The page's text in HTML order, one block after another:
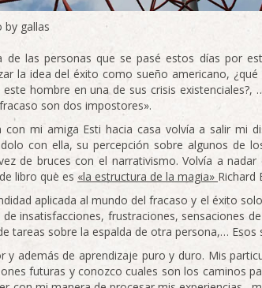
by gallas
de las personas que se pasé estos días por
la idea del éxito como sueño americano,
hombre en una de sus crisis
son dos impostores».
con mi amiga Esti hacia casa volvía a salir mi
con ella, su percepción sobre algunos de
de bruces con el narrativismo. Volvía a
libro que es «la estructura de la magia» Richard
aplicada al mundo del fracaso y el éxito
insatisfacciones, frustraciones, sensaciones
tareas sobre la espalda de otra persona,… Esos
y además de aprendizaje puro y duro. Mis
futuras y conozco cuales son los caminos